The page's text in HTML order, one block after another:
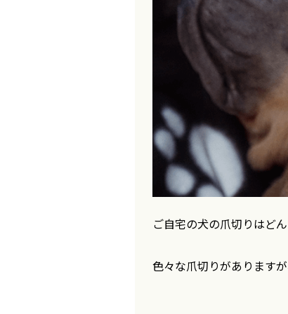
ご自宅の犬の爪切りはど
色々な爪切りがあります